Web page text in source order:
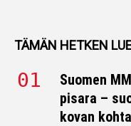
TÄMÄN HETKEN
Suomen
pisara –
kovan